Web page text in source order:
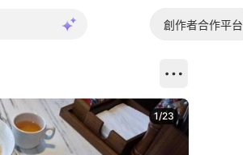
創作者合作平台
1/23